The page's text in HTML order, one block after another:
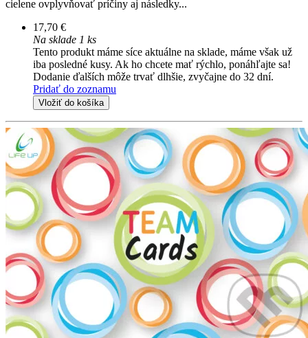
cielene ovplyvňovať príčiny aj následky...
17,70 €
Na sklade 1 ks
Tento produkt máme síce aktuálne na sklade, máme však už
iba posledné kusy. Ak ho chcete mať rýchlo, ponáhľajte sa!
Dodanie ďalších môže trvať dlhšie, zvyčajne do 32 dní.
Pridať do zoznamu
Vložiť do košíka